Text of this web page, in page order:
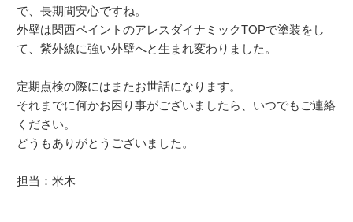
で、長期間安心ですね。
外壁は関西ペイントのアレスダイナミックTOPで塗装をし
て、紫外線に強い外壁へと生まれ変わりました。
定期点検の際にはまたお世話になります。
それまでに何かお困り事がございましたら、いつでもご連絡
ください。
どうもありがとうございました。
担当：米木